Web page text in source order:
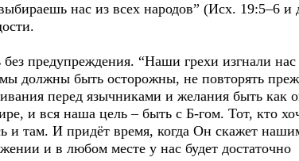
нас из всех народов” (Исх. 19:5–6 и
предупреждения. “Наши грехи изгнали
должны быть осторожны, не повторять
перед язычниками и желания быть
и вся наша цель – быть с Б-гом. Тот, кто
и там. И придёт время, когда Он скажет
и в любом месте у нас будет достаточно